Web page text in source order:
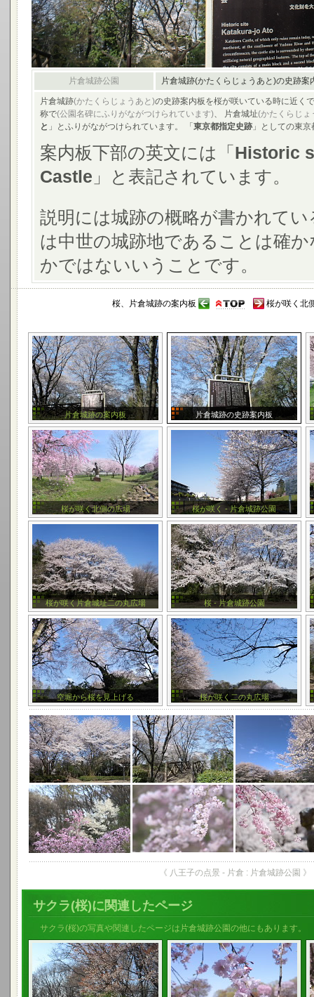
片倉城跡公園 片倉城跡(かたくらじょうあと)の史跡案
片倉城跡(かたくらじょうあと)の史跡案内板を桜が咲いている時に近く
称で(公園名碑にふりがながつけられています)、 片倉城址(かたくらじょ
と 」とふりがながつけられています。 「 東京都指定史跡 」としての東
案内板下部の英文には「 Historic
Castle 」と表記されています。
説明には城跡の概略が書かれて
は中世の城跡地であることは確
かではないいうことです。
桜、片倉城跡の案内板 桜が咲く北
片倉城跡の案内板 片倉城跡の史跡案内板
桜が咲く北側の広場 桜が咲く - 片倉城跡公園
桜が咲く片倉城址二の丸広場 桜 - 片倉城跡公園
空堀から桜を見上げる 桜が咲く二の丸広場
《 八王子の点景 - 片倉 : 片倉城跡公園 》
サクラ(桜)に関連したページ
サクラ(桜)の写真や関連したページは片倉城跡公園の他にもあります。